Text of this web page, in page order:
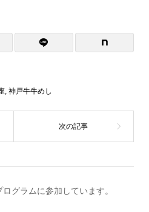
, 神戸牛牛めし
グラムに参加しています。